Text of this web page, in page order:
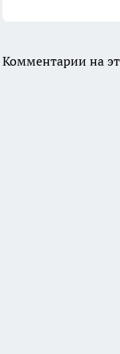
Комментарии на